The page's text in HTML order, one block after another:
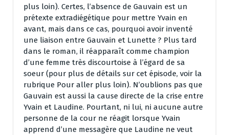
plus loin). Certes, l’absence de Gauvain est un
prétexte extradiégétique pour mettre Yvain en
avant, mais dans ce cas, pourquoi avoir inventé
une liaison entre Gauvain et Lunette ? Plus tard
dans le roman, il réapparaît comme champion
d’une femme très discourtoise à l’égard de sa
soeur (pour plus de détails sur cet épisode, voir la
rubrique Pour aller plus loin). N’oublions pas que
Gauvain est aussi la cause directe de la crise entre
Yvain et Laudine. Pourtant, ni lui, ni aucune autre
personne de la cour ne réagit lorsque Yvain
apprend d’une messagère que Laudine ne veut